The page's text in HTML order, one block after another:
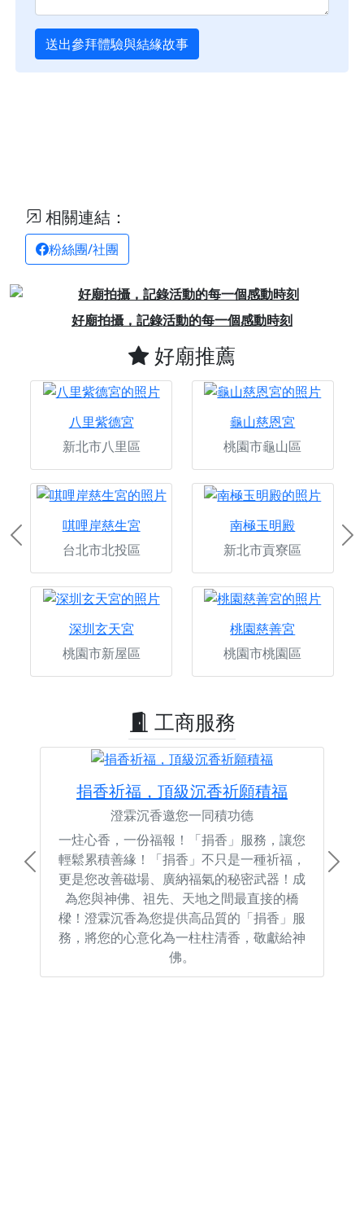
送出參拜體驗與結緣故事
相關連結：
粉絲團/社團
好廟拍攝，記錄活動的每一個感動時刻
Previous
好廟推薦
八里紫德宮
新北市八里區
龜山慈恩宮
桃園市龜山區
唭哩岸慈生宮
台北市北投區
南極玉明殿
新北市貢寮區
深圳玄天宮
桃園市新屋區
桃園慈善宮
桃園市桃園區
Previous
工商服務
捐香祈福，頂級沉香祈願積福
澄霖沉香邀您一同積功德
一炷心香，一份福報！「捐香」服務，讓您
輕鬆累積善緣！「捐香」不只是一種祈福，
更是您改善磁場、廣納福氣的秘密武器！成
為您與神佛、祖先、天地之間最直接的橋
樑！澄霖沉香為您提供高品質的「捐香」服
務，將您的心意化為一柱柱清香，敬獻給神
佛。
Previous Next